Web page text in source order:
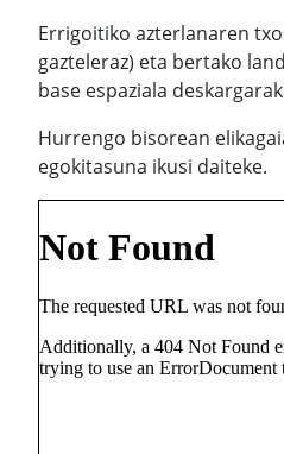
Errigoitiko azterlanaren
gazteleraz) eta bertako
base espaziala
Hurrengo bisorean
egokitasuna ikusi daiteke.